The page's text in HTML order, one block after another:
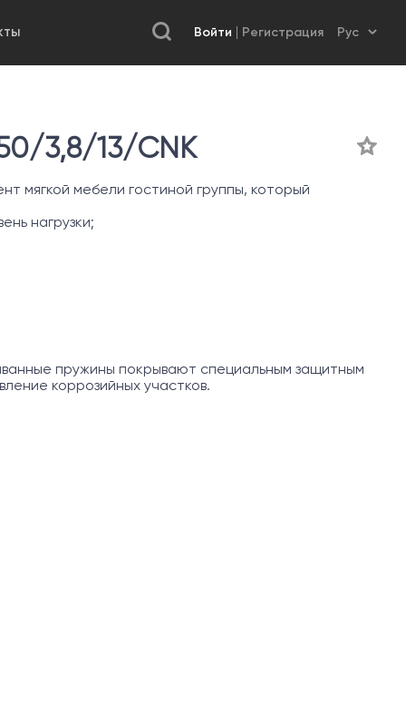
Войти Регистрация
3,8/13/CNK
мягкой мебели гостиной группы, который
нагрузки;
пружины покрывают специальным защитным
коррозийных участков.